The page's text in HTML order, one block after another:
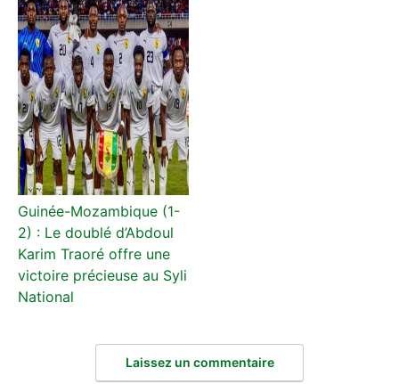
Guinée-Mozambique (1-
2) : Le doublé d’Abdoul
Karim Traoré offre une
victoire précieuse au Syli
National
Laissez un commentaire